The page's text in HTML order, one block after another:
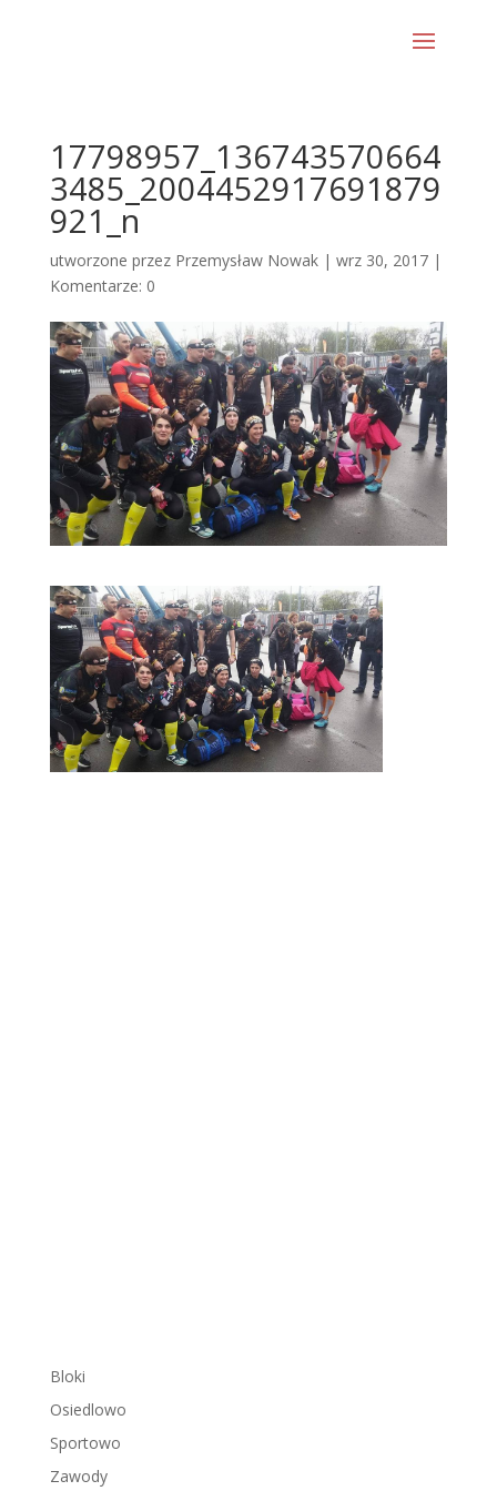
17798957_136743570664
3485_2004452917691879
921_n
utworzone przez Przemysław Nowak| wrz 30, 2017|
Komentarze: 0
Bloki
Osiedlowo
Sportowo
Zawody